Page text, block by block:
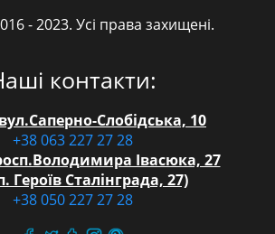
FixLab
- 2023. Усі права захищені.
контакти:
Слобідська, 10
+38 063 227 27 28
Івасюка, 27
Героїв Сталінграда, 27)
+38 050 227 27 28